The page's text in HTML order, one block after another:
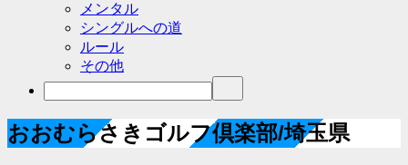
メンタル
シングルへの道
ルール
その他
おおむらさきゴルフ倶楽部/埼玉県